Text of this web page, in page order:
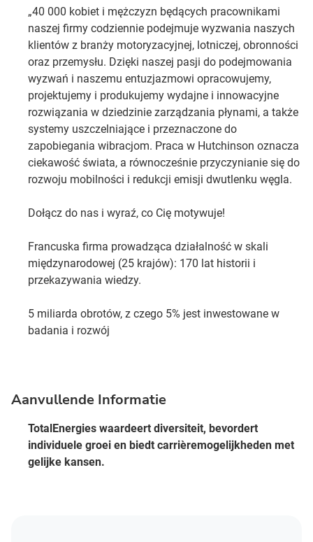
„40 000 kobiet i mężczyzn będących pracownikami
naszej firmy codziennie podejmuje wyzwania naszych
klientów z branży motoryzacyjnej, lotniczej, obronności
oraz przemysłu. Dzięki naszej pasji do podejmowania
wyzwań i naszemu entuzjazmowi opracowujemy,
projektujemy i produkujemy wydajne i innowacyjne
rozwiązania w dziedzinie zarządzania płynami, a także
systemy uszczelniające i przeznaczone do
zapobiegania wibracjom. Praca w Hutchinson oznacza
ciekawość świata, a równocześnie przyczynianie się do
rozwoju mobilności i redukcji emisji dwutlenku węgla.
Dołącz do nas i wyraź, co Cię motywuje!
Francuska firma prowadząca działalność w skali
międzynarodowej (25 krajów): 170 lat historii i
przekazywania wiedzy.
5 miliarda obrotów, z czego 5% jest inwestowane w
badania i rozwój
Aanvullende Informatie
TotalEnergies waardeert diversiteit, bevordert
individuele groei en biedt carrièremogelijkheden met
gelijke kansen.